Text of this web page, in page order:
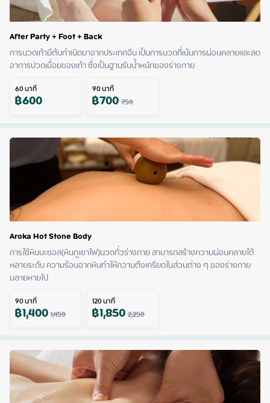
After Party + Foot + Back
การนวดเท้ามีต้นกำเนิดมาจากประเทศจีน เป็นการนวดที่เน้นการผ่อนคลายและลด
อาการปวดเมื่อยของเท้า ซึ่งเป็นฐานรับน้ำหนักของร่างกาย
60นาที
฿600 90นาที
฿700750
Aroka Hot Stone Body
การใช้หินบะซอล(หินภูเขาไฟ)นวดทั่วร่างกาย สามารถสร้างความผ่อนคลายได้
หลายระดับ ความร้อนจากหินทำให้ความตึงเครียดในส่วนต่าง ๆ ของร่างกาย
มลายหายไป
90นาที
฿1,4001,450
120นาที
฿1,8502,250